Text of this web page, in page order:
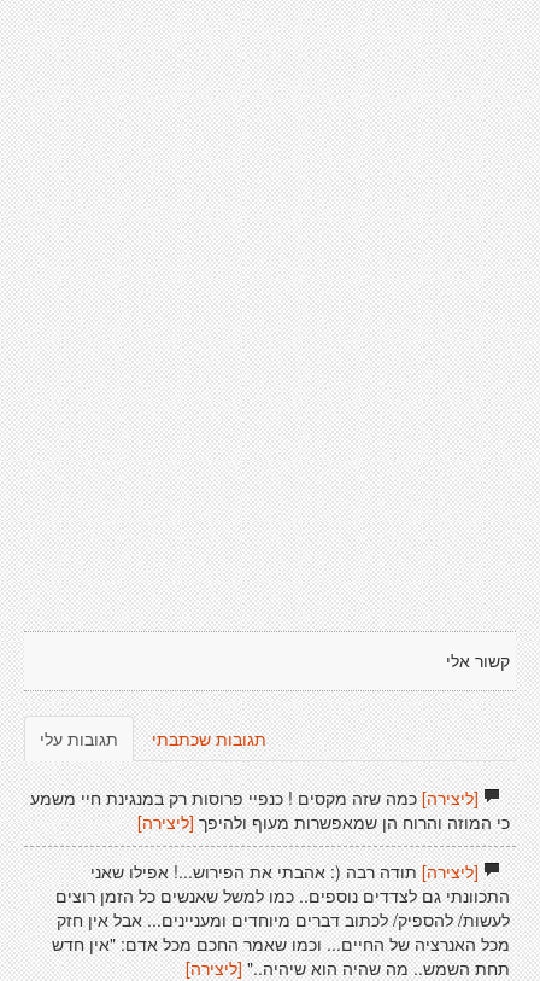
קשור אלי
תגובות עלי תגובות שכתבתי
[ליצירה]כמה שזה מקסים ! כנפיי פרוסות רק במנגינת חיי משמע
כי המוזה והרוח הן שמאפשרות מעוף ולהיפך [ליצירה]
[ליצירה]תודה רבה (: אהבתי את הפירוש...! אפילו שאני
התכוונתי גם לצדדים נוספים.. כמו למשל שאנשים כל הזמן רוצים
לעשות/ להספיק/ לכתוב דברים מיוחדים ומעניינים... אבל אין חזק
מכל האנרציה של החיים... וכמו שאמר החכם מכל אדם: "אין חדש
תחת השמש.. מה שהיה הוא שיהיה.."[ליצירה]